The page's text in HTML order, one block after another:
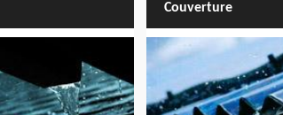
Couverture